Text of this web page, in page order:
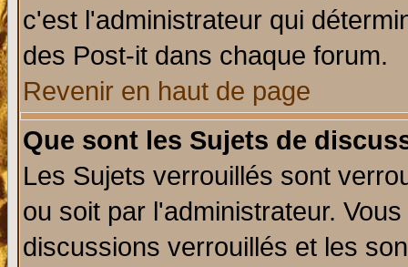
c'est l'administrateur qui
des Post-it dans chaque forum.
Revenir en haut de page
Que sont les Sujets de
Les Sujets verrouillés sont
ou soit par l'administrateur.
discussions verrouillés et les